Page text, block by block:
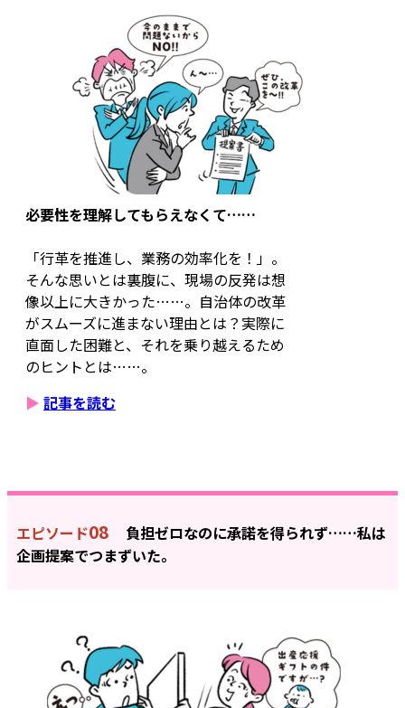
必要性を理解してもらえなくて……
「行革を推進し、業務の効率化を！」。
そんな思いとは裏腹に、現場の反発は想
像以上に大きかった……。自治体の改革
がスムーズに進まない理由とは？実際に
直面した困難と、それを乗り越えるため
のヒントとは……。
▶ 記事を読む
エピソード08
負担ゼロなのに承諾を得られず……私は
企画提案でつまずいた。